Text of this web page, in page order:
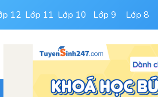
12 Lớp 11 Lớp 10 Lớp 9 Lớp 8